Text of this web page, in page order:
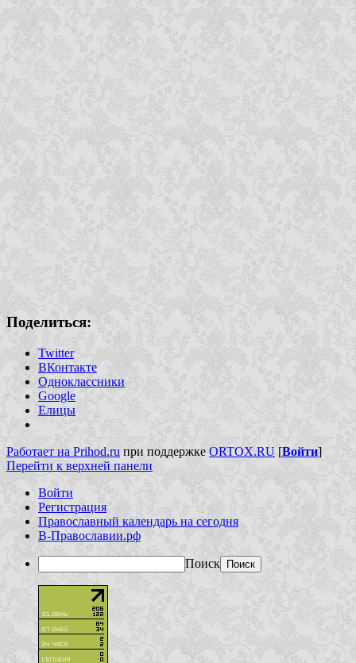
Поделиться:
Twitter
ВКонтакте
Одноклассники
Google
Елицы
Работает на Prihod.ru при поддержке ORTOX.RU [Войти]
Перейти к верхней панели
Войти
Регистрация
Православный календарь на сегодня
В-Православии.рф
Поиск